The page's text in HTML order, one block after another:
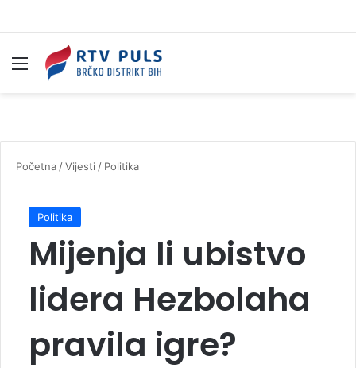
Izbornik
Početna /Vijesti / Politika
Politika
Mijenja li ubistvo
lidera Hezbolaha
pravila igre?